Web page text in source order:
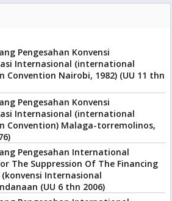
Pengesahan Konvensi
Internasional (international
Convention Nairobi, 1982) (UU 11 thn
Pengesahan Konvensi
Internasional (international
Convention) Malaga-torremolinos,
Pengesahan International
The Suppression Of The Financing
Internasional
(UU 6 thn 2006)